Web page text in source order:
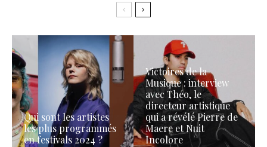
Qui sont les artistes
les plus programmés
en festivals 2024 ?
Victoires de la
Musique : interview
avec Théo, le
directeur artistique
qui a révélé Pierre de
Maere et Nuit
Incolore